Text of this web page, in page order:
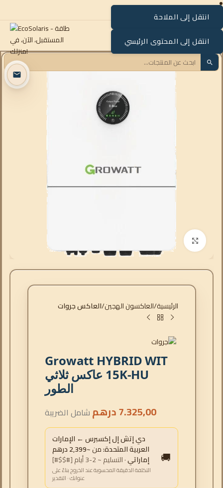
انتقل إلى الملاحة
انتقل إلى المحتوى الرئيسي
انقر للتكبير
الرئيسية العاكسون الهجين العاكس جروات
Growatt HYBRID WIT
15K-HU عاكس ثلاثي
الطور
7.325,00درهم شامل الضريبة
🚚
دي إتش إل إكسبرس ← الإمارات
العربية المتحدة:من
~2,399 درهم
إماراتي· التسليم ~ 2-3 أيام [#$$#]
التكلفة الدقيقة المحسوبة عند الخروج بناءً على
عنوانك · التقدير